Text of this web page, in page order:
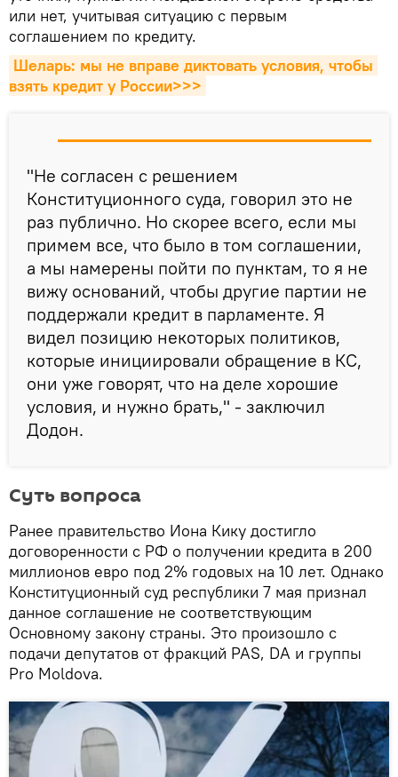
или нет, учитывая ситуацию с первым
соглашением по кредиту.
Шеларь: мы не вправе диктовать условия, чтобы
взять кредит у России>>>
"Не согласен с решением
Конституционного суда, говорил это не
раз публично. Но скорее всего, если мы
примем все, что было в том соглашении,
а мы намерены пойти по пунктам, то я не
вижу оснований, чтобы другие партии не
поддержали кредит в парламенте. Я
видел позицию некоторых политиков,
которые инициировали обращение в КС,
они уже говорят, что на деле хорошие
условия, и нужно брать," - заключил
Додон.
Суть вопроса
Ранее правительство Иона Кику достигло
договоренности с РФ о получении кредита в 200
миллионов евро под 2% годовых на 10 лет. Однако
Конституционный суд республики 7 мая признал
данное соглашение не соответствующим
Основному закону страны. Это произошло с
подачи депутатов от фракций PAS, DA и группы
Pro Moldova.